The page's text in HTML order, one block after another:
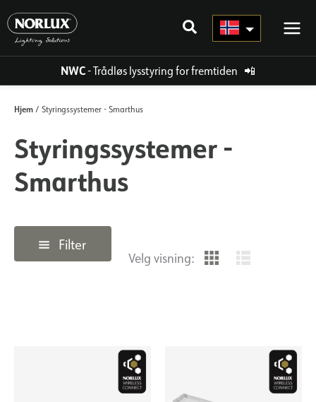
rett
innholdet
NWC- Trådløs lysstyring for fremtiden 📲
Hjem / Styringssystemer - Smarthus
Styringssystemer -
Smarthus
Filter
Velg visning: